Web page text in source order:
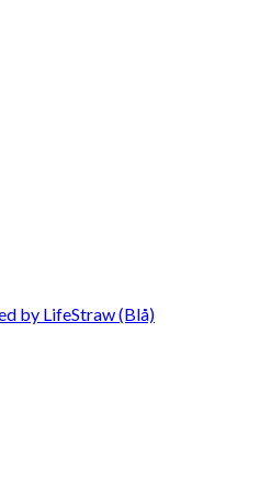
by LifeStraw (Blå)